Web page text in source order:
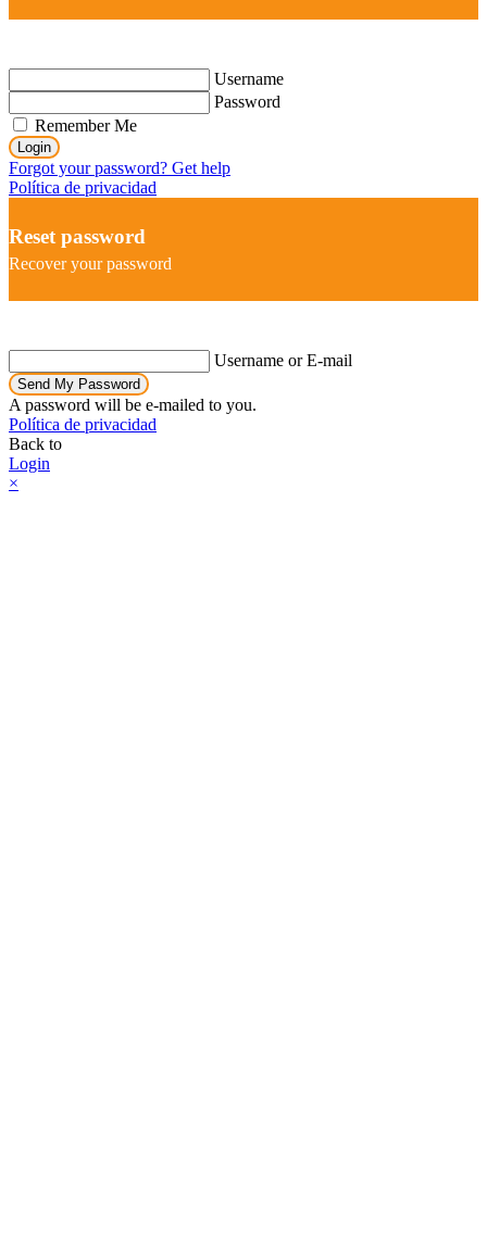
Username
Password
Remember Me
Login
Forgot your password? Get help
Política de privacidad
Reset password
Recover your password
Username or E-mail
Send My Password
A password will be e-mailed to you.
Política de privacidad
Back to
Login
×